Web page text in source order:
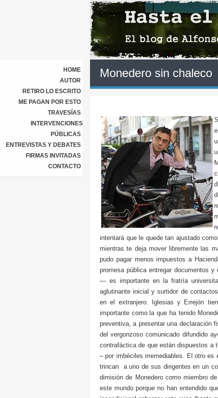
HOME
AUTOR
RETIRO LO ESCRITO
ME PAGAN POR ESTO
TRAVESÍAS
INTERVENCIONES
PÚBLICAS
ENTREVISTAS Y DEBATES
FIRMAS INVITADAS
CONTACTO
Monedero sin chaleco
intentará que le quede tan ajustado
mientras te deja mover libremente las
pudo pagar menos impuestos a
promesa pública entregar documentos
— es importante en la fratría
aglutinante inicial y surtidor de
en el extranjero. Iglesias y Errejón
importante como la que ha tenido
preventiva, a presentar una declaración
del vergonzoso comunicado difundido
contrafáctica de que están dispuestos a
– por imbéciles irremediables. El otro
trincan a uno de sus dirigentes en un
dimisión de Monedero como miembro
este mundo porque no han entendido